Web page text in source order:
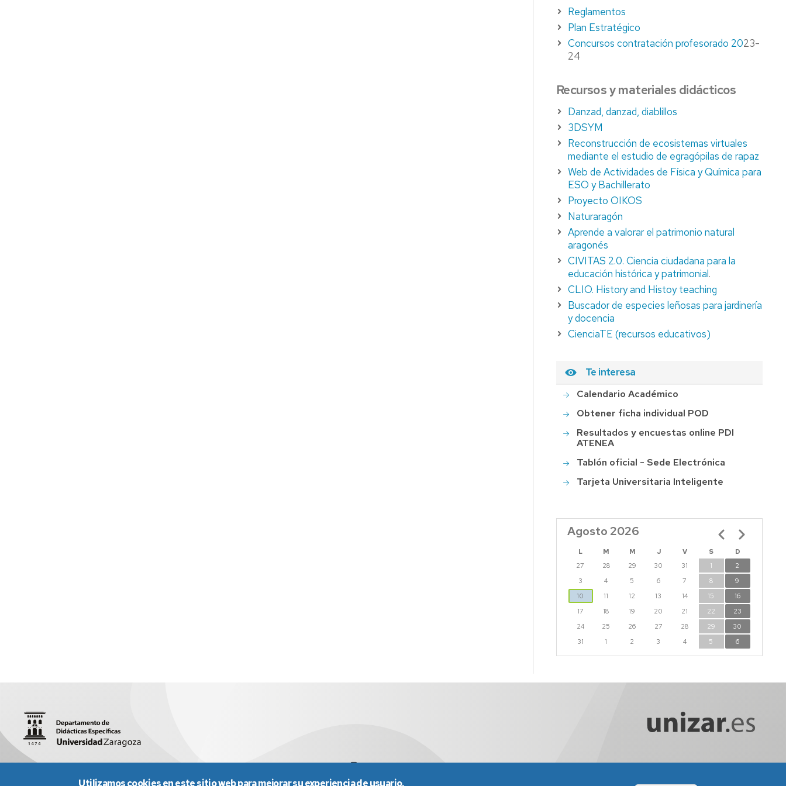
Reglamentos
Plan Estratégico
Concursos contratación profesorado 2023-
24
Recursos y materiales didácticos
Danzad, danzad, diablillos
3DSYM
Reconstrucción de ecosistemas virtuales
mediante el estudio de egragópilas de rapaz
Web de Actividades de Física y Química para
ESO y Bachillerato
Proyecto OIKOS
Naturaragón
Aprende a valorar el patrimonio natural
aragonés
CIVITAS 2.0. Ciencia ciudadana para la
educación histórica y patrimonial.
CLIO. History and Histoy teaching
Buscador de especies leñosas para jardinería
y docencia
CienciaTE (recursos educativos)
Te interesa
Calendario Académico
Obtener ficha individual POD
Resultados y encuestas online PDI
ATENEA
Tablón oficial - Sede Electrónica
Tarjeta Universitaria Inteligente
Agosto 2026
L M M J V S
D
27
28 29 30 31 1
2
3
4 5 6 7 8
9
10
11 12 13 14 15
16
17
18 19 20 21 22
23
24
25 26 27 28 29
30
31
1 2 3 4 5 6
Paginación
Utilizamos cookies en este sitio web para mejorar su experiencia de usuario.